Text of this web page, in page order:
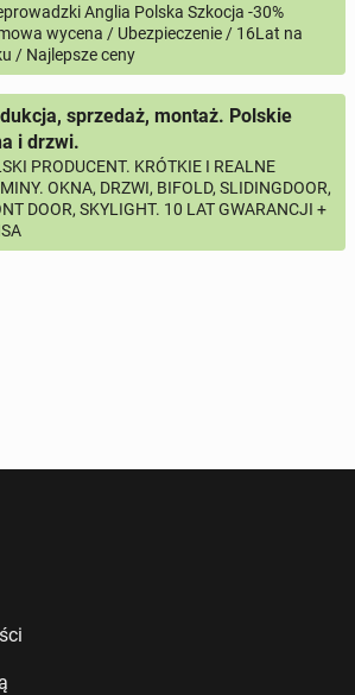
Anglia Polska Szkocja -30%
wycena / Ubezpieczenie / 16Lat na
/ Najlepsze ceny
sprzedaż, montaż. Polskie
i drzwi.
PRODUCENT. KRÓTKIE I REALNE
OKNA, DRZWI, BIFOLD, SLIDINGDOOR,
DOOR, SKYLIGHT. 10 LAT GWARANCJI +